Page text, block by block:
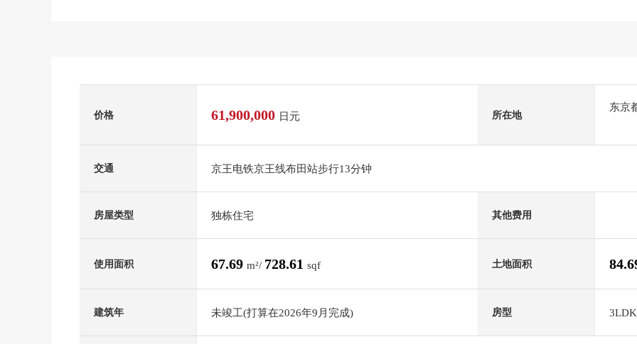
价格 61,900,000 日元 所在地
东京
交通 京王电铁京王线布田站步行13分钟
房屋类型 独栋住宅 其他费用
使用面积 67.69 m²/ 728.61 sqf 土地面积
建筑年 未竣工(打算在2026年9月完成) 房型 3LDK